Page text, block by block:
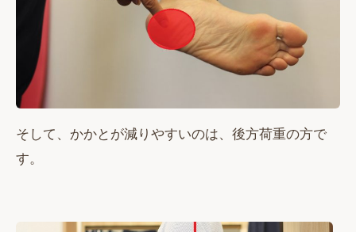
そして、かかとが減りやすいのは、後方荷重の方で
す。